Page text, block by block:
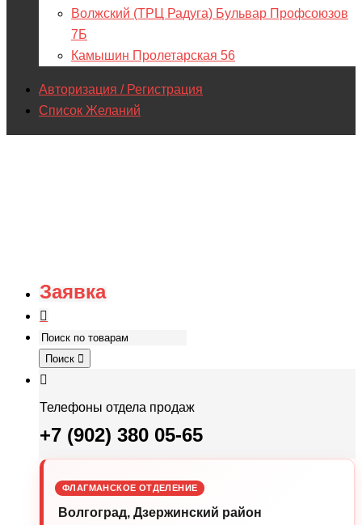
Волжский (ТРЦ Радуга) Бульвар Профсоюзов
7Б
Камышин Пролетарская 56
Авторизация / Регистрация
Список Желаний
Заявка
Поиск
Телефоны отдела продаж
+7 (902) 380 05-65
ФЛАГМАНСКОЕ ОТДЕЛЕНИЕ
Волгоград, Дзержинский район